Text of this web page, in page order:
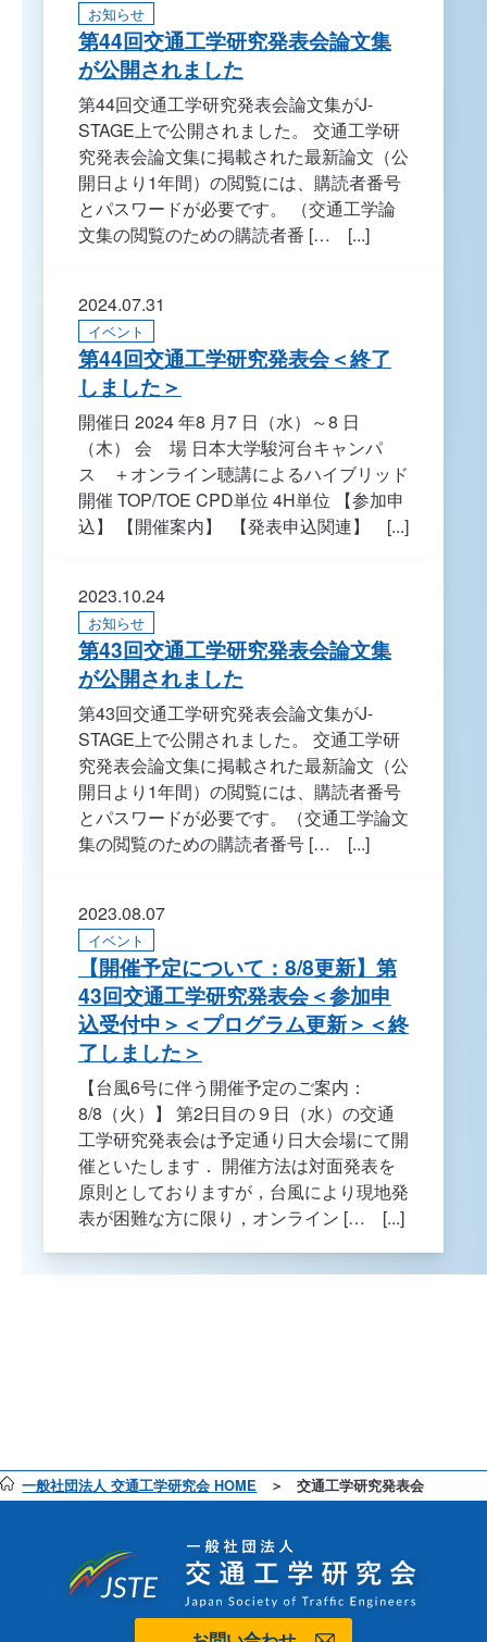
お知らせ
第44回交通工学研究発表会論文集
が公開されました
第44回交通工学研究発表会論文集がJ-
STAGE上で公開されました。 交通工学研
究発表会論文集に掲載された最新論文（公
開日より1年間）の閲覧には、購読者番号
とパスワードが必要です。 （交通工学論
文集の閲覧のための購読者番 [… [...]
2024.07.31
イベント
第44回交通工学研究発表会＜終了
しました＞
開催日 2024 年8 月7 日（水）～8 日
（木） 会 場 日本大学駿河台キャンパ
ス ＋オンライン聴講によるハイブリッド
開催 TOP/TOE CPD単位 4H単位 【参加申
込】 【開催案内】 ​ 【発表申込関連】 [...]
2023.10.24
お知らせ
第43回交通工学研究発表会論文集
が公開されました
第43回交通工学研究発表会論文集がJ-
STAGE上で公開されました。 交通工学研
究発表会論文集に掲載された最新論文（公
開日より1年間）の閲覧には、購読者番号
とパスワードが必要です。（交通工学論文
集の閲覧のための購読者番号 [… [...]
2023.08.07
イベント
【開催予定について：8/8更新】第
43回交通工学研究発表会＜参加申
込受付中＞＜プログラム更新＞＜終
了しました＞
【台風6号に伴う開催予定のご案内：
8/8（火）】 第2日目の９日（水）の交通
工学研究発表会は予定通り日大会場にて開
催といたします． 開催方法は対面発表を
原則としておりますが，台風により現地発
表が困難な方に限り，オンライン [… [...]
一般社団法人 交通工学研究会 HOME 交通工学研究発表会